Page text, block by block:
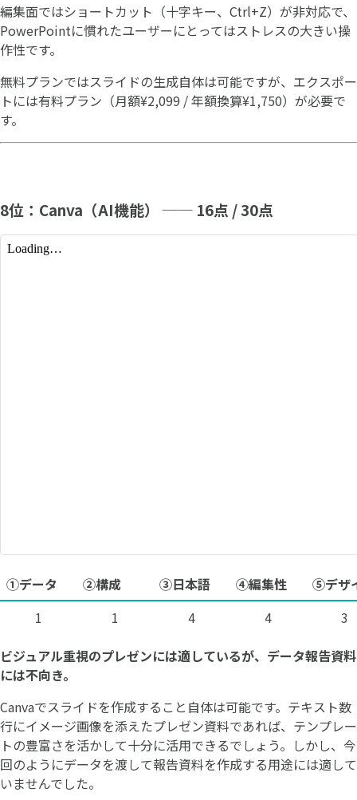
編集面ではショートカット（十字キー、Ctrl+Z）が非対応で、
PowerPointに慣れたユーザーにとってはストレスの大きい操
作性です。
無料プランではスライドの生成自体は可能ですが、エクスポー
トには有料プラン（月額¥2,099 / 年額換算¥1,750）が必要で
す。
8位：Canva（AI機能） ── 16点 / 30点
①データ ②構成 ③日本語 ④編集性
⑤デザ
1
1 4 4
3
ビジュアル重視のプレゼンには適しているが、データ報告資料
には不向き。
Canvaでスライドを作成すること自体は可能です。テキスト数
行にイメージ画像を添えたプレゼン資料であれば、テンプレー
トの豊富さを活かして十分に活用できるでしょう。しかし、今
回のようにデータを渡して報告資料を作成する用途には適して
いませんでした。